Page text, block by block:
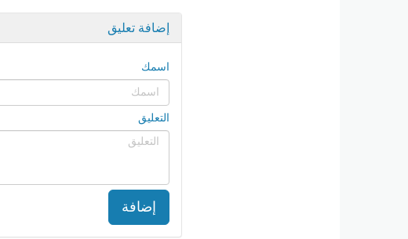
إضافة تعليق
اسمك
التعليق
إضافة